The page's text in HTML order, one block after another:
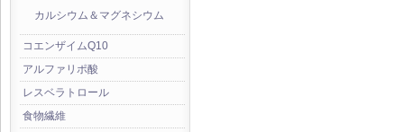
カルシウム＆マグネシウム
コエンザイムQ10
アルファリポ酸
レスベラトロール
食物繊維